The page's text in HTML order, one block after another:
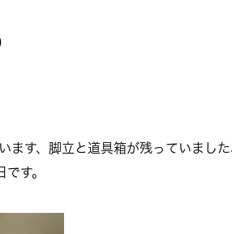
ます、脚立と道具箱が残っていまし
す。